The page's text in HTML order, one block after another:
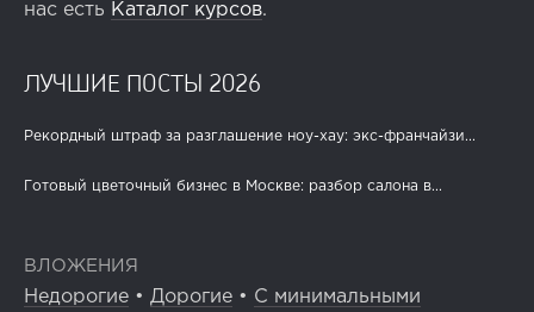
нас есть Каталог курсов.
ЛУЧШИЕ ПОСТЫ 2026
Рекордный штраф за разглашение ноу-хау: экс-франчайзи...
Готовый цветочный бизнес в Москве: разбор салона в...
ВЛОЖЕНИЯ
Недорогие • Дорогие • С минимальными